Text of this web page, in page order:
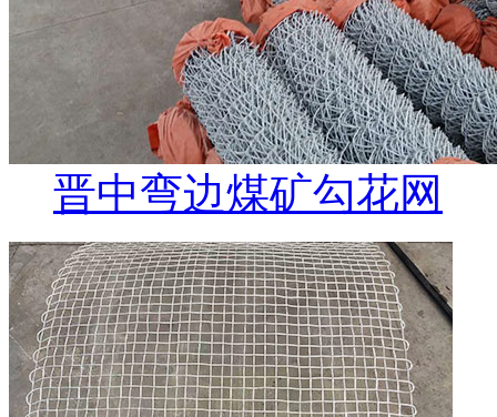
晋中弯边煤矿勾花网